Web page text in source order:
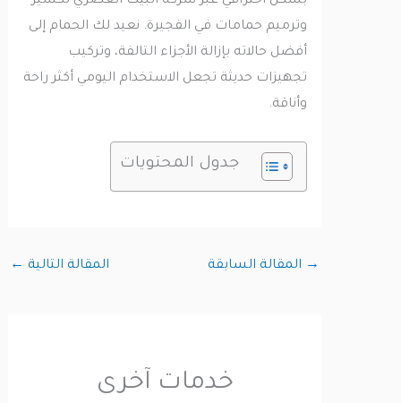
وترميم حمامات في الفجيرة. نعيد لك الحمام إلى
أفضل حالاته بإزالة الأجزاء التالفة، وتركيب
تجهيزات حديثة تجعل الاستخدام اليومي أكثر راحة
وأناقة.
جدول المحتويات
المقالة السابقة المقالة التالية←
خدمات آخرى